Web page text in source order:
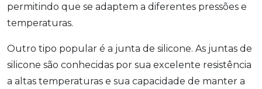
permitindo que se adaptem a diferentes pressões e
temperaturas.
Outro tipo popular é a junta de silicone. As juntas de
silicone são conhecidas por sua excelente resistência
a altas temperaturas e sua capacidade de manter a